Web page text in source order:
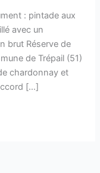
: pintade aux
avec un
brut Réserve de
de Trépail (51)
chardonnay et
[…]